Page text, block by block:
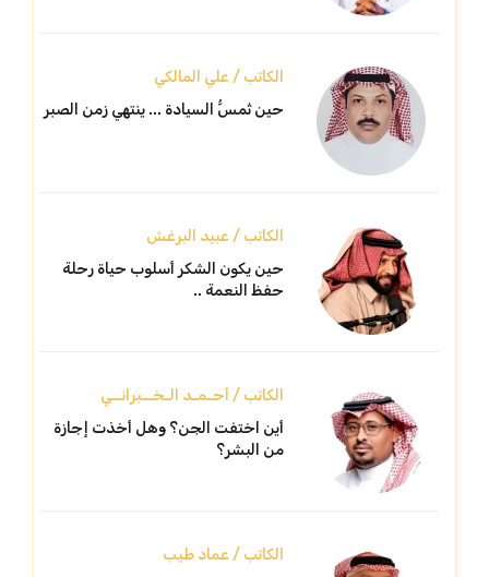
الكاتب / علي المالكي
حين تُمسُّ السيادة ... ينتهي زمن الصبر
الكاتب / عبيد البرغش
حين يكون الشكر أسلوب حياة رحلة
حفظ النعمة ..
الكاتب / أحـمـد الـخــبرانــي
أين اختفت الجن؟ وهل أخذت إجازة
من البشر؟
الكاتب / عماد طيب